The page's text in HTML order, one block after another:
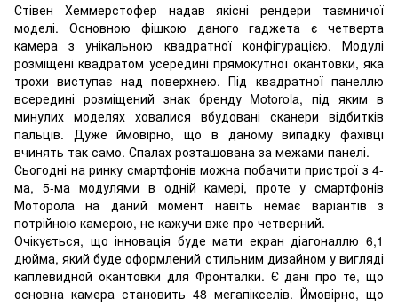
Стівен Хеммерстофер надав якісні рендери таємничої
моделі. Основною фішкою даного гаджета є четверта
камера з унікальною квадратної конфігурацією. Модулі
розміщені квадратом усередині прямокутної окантовки, яка
трохи виступає над поверхнею. Під квадратної панеллю
всередині розміщений знак бренду Motorola, під яким в
минулих моделях ховалися вбудовані сканери відбитків
пальців. Дуже ймовірно, що в даному випадку фахівці
вчинять так само. Спалах розташована за межами панелі.
Сьогодні на ринку смартфонів можна побачити пристрої з 4-
ма, 5-ма модулями в одній камері, проте у смартфонів
Моторола на даний момент навіть немає варіантів з
потрійною камерою, не кажучи вже про четверний.
Очікується, що інновація буде мати екран діагоналлю 6,1
дюйма, який буде оформлений стильним дизайном у вигляді
каплевидной окантовки для Фронталки. Є дані про те, що
основна камера становить 48 мегапікселів. Ймовірно, що